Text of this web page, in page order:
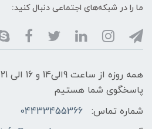
ما را در شبکه‌های اجتماعی دنبال کنید:
پاسخگوی شما هستیم
شماره تماس:
04433455366